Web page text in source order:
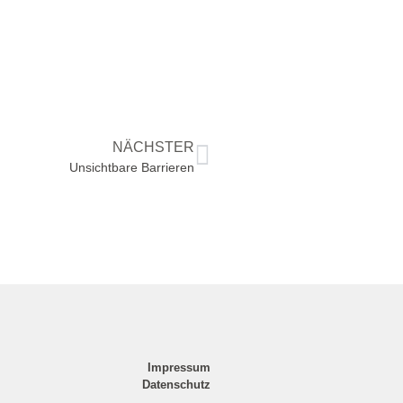
NÄCHSTER
Unsichtbare Barrieren
Impressum
Datenschutz